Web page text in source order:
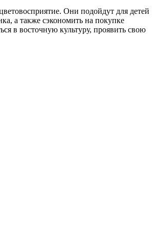
Они подойдут для детей
а также сэкономить на покупке
в восточную культуру, проявить свою